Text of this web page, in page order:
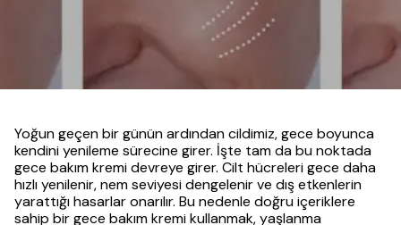
Yoğun geçen bir günün ardından cildimiz, gece boyunca
kendini yenileme sürecine girer. İşte tam da bu noktada
gece bakım kremi devreye girer. Cilt hücreleri gece daha
hızlı yenilenir, nem seviyesi dengelenir ve dış etkenlerin
yarattığı hasarlar onarılır. Bu nedenle doğru içeriklere
sahip bir gece bakım kremi kullanmak, yaşlanma